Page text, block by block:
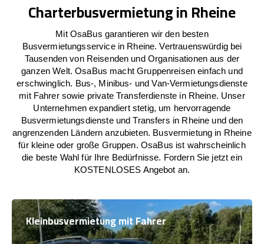
Charterbusvermietung in Rheine
Mit OsaBus garantieren wir den besten
Busvermietungsservice in Rheine. Vertrauenswürdig bei
Tausenden von Reisenden und Organisationen aus der
ganzen Welt. OsaBus macht Gruppenreisen einfach und
erschwinglich. Bus-, Minibus- und Van-Vermietungsdienste
mit Fahrer sowie private Transferdienste in Rheine. Unser
Unternehmen expandiert stetig, um hervorragende
Busvermietungsdienste und Transfers in Rheine und den
angrenzenden Ländern anzubieten. Busvermietung in Rheine
für kleine oder große Gruppen. OsaBus ist wahrscheinlich
die beste Wahl für Ihre Bedürfnisse. Fordern Sie jetzt ein
KOSTENLOSES Angebot an.
Kleinbusvermietung mit Fahrer